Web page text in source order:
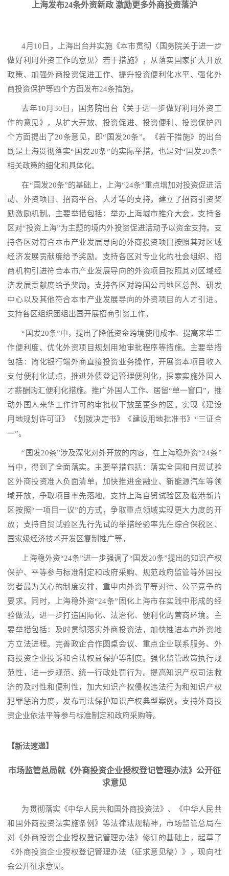
上海发布24条外资新政 激励更多外商投资落沪
4月10日，上海出台并实施《本市贯彻〈国务院关于进一步
做好利用外资工作的意见〉若干措施》，从落实国家扩大开放
政策、加强外商投资促进工作、提升投资便利化水平、强化外
商投资保护等四个方面发布24条措施。
去年10月30日，国务院出台《关于进一步做好利用外资工
作的意见》，从扩大开放、投资促进、投资便利、投资保护四
个方面提出了20条意见，即“国发20条”。《若干措施》的出台
既是上海贯彻落实“国发20条”的实际举措，也是对“国发20条”
相关政策的细化和具体化。
在“国发20条”的基础上，上海“24条”重点增加对投资促进活
动、外资项目、招商平台、人才等的支持，建立了招商引资奖
励激励机制。主要举措包括：举办上海城市推介大会，支持各
区对“投资上海”为主题的境内外投资促进活动予以资金支持。支
持各区对符合本市产业发展导向的外商投资项目按照其对区域
经济发展贡献度给予奖励。支持各区对专业化的社会组织、招
商机构引进符合本市产业发展导向的外资项目按照其对区域经
济发展贡献度给予奖励。支持各区对跨国公司地区总部、研发
中心以及其他符合本市产业发展导向的外资项目的人才引进。
支持各区组织团组出国开展招商引资工作。
“国发20条”中，提出了降低资金跨境使用成本、提高来华工
作便利度、优化外资项目规划用地审批程序等措施。主要举措
包括：简化银行端外商直接投资业务操作，开展资本项目收入
支付便利化试点，推进外债登记管理便利化，探索实施外国人
才薪酬购汇便利化措施。推广外国人工作、居留“单一窗口”，推
动外国人来华工作许可的审批权下放至更多的区。实现《建设
用地规划许可证》《划拨决定书》《建设用地批准书》“三证合
一”。
“国发20条”涉及深化对外开放的内容，在上海稳外资“24条”
当中，得到了全面落实。主要举措包括：落实全国和自贸试验
区外商投资准入负面清单，加快推进金融业、新能源汽车等领
域开放，争取项目率先落地。支持上海自贸试验区及临港新片
区按照“一项目一议”的方式，争取重点领域实现更大力度的开
放；支持自贸试验区先行先试的举措经验率先在综合保税区、
国家级经济技术开发区复制推广等。
上海稳外资“24条”进一步强调了“国发20条”提出的知识产权
保护、平等参与标准制定和政府采购、规范政府监管等外国投
资者最为关心的制度安排，重申内外资平等对待、公平竞争的
要求。同时，上海稳外资“24条”固化上海市在实践中形成的经
验做法，进一步打造国际化、法治化、便利化的营商环境。主
要举措包括：及时贯彻落实外商投资法，加快推进本市外资地
方立法进程。完善政企合作圆桌会议、重点企业联系服务、外
商投资企业投诉和合法权益保护等制度。强化监管政策执行规
范性，进一步规范、统一行政处罚行为。提高知识产权司法救
济的及时性和便利性，加大知识产权侵权违法行为和知识产权
犯罪惩治力度，发布司法保护知识产权典型案例。支持外商投
资企业依法平等参与标准制定和政府采购等。
【新法速递】
市场监管总局就《外商投资企业授权登记管理办法》公开征
求意见
为贯彻落实《中华人民共和国外商投资法》、《中华人民共
和国外商投资法实施条例》等法律法规精神，市场监管总局在
对《外商投资企业授权登记管理办法》修订的基础上，起草了
《外商投资企业授权登记管理办法（征求意见稿）》，现向社
会公开征求意见。